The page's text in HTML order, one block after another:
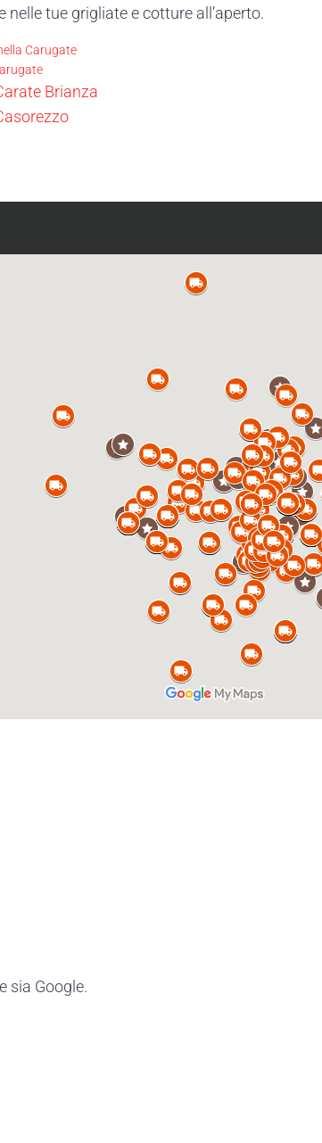
nelle tue grigliate e cotture all’aperto.
Carugate
Brianza
sia Google.